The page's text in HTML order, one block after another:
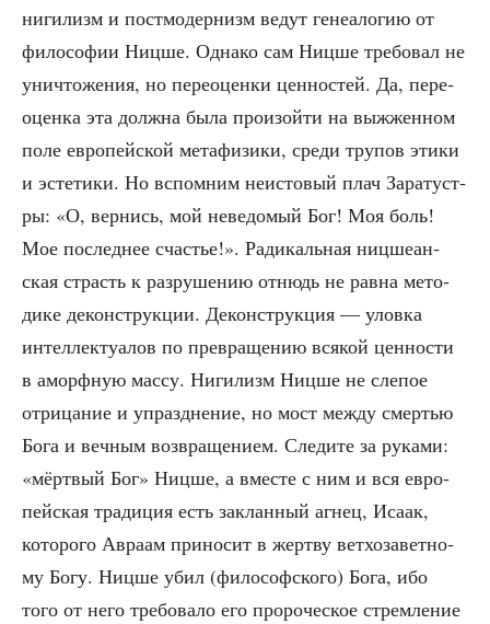
ниги­лизм и пост­мо­дер­низм ведут гене­а­ло­гию от
фило­со­фии Ниц­ше. Одна­ко сам Ниц­ше тре­бо­вал не
уни­что­же­ния, но пере­оцен­ки цен­но­стей. Да, пере­
оцен­ка эта долж­на была про­изой­ти на выжжен­ном
поле евро­пей­ской мета­фи­зи­ки, сре­ди тру­пов эти­ки
и эсте­ти­ки. Но вспом­ним неисто­вый плач Зара­ту­ст­
ры: «О, вер­нись, мой неве­до­мый Бог! Моя боль!
Мое послед­нее сча­стье!». Ради­каль­ная ниц­ше­ан­
ская страсть к раз­ру­ше­нию отнюдь не рав­на мето­
ди­ке декон­струк­ции. Декон­струк­ция — улов­ка
интел­лек­ту­а­лов по пре­вра­ще­нию вся­кой цен­но­сти
в аморф­ную мас­су. Ниги­лизм Ниц­ше не сле­пое
отри­ца­ние и упразд­не­ние, но мост меж­ду смер­тью
Бога и веч­ным воз­вра­ще­ни­ем. Сле­ди­те за рука­ми:
«мёрт­вый Бог» Ниц­ше, а вме­сте с ним и вся евро­
пей­ская тра­ди­ция есть заклан­ный агнец, Иса­ак,
кото­ро­го Авра­ам при­но­сит в жерт­ву вет­хо­за­вет­но­
му Богу. Ниц­ше убил (фило­соф­ско­го) Бога, ибо
того от него тре­бо­ва­ло его про­ро­че­ское стрем­ле­ние